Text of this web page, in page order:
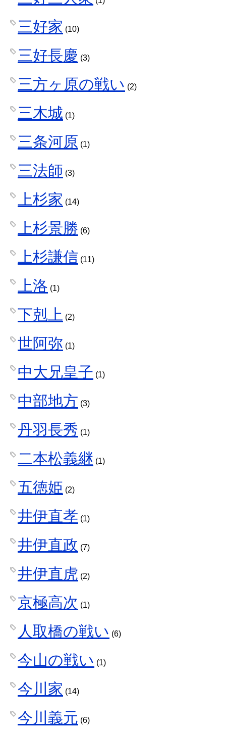
三好家 (10)
三好長慶 (3)
三方ヶ原の戦い (2)
三木城 (1)
三条河原 (1)
三法師 (3)
上杉家 (14)
上杉景勝 (6)
上杉謙信 (11)
上洛 (1)
下剋上 (2)
世阿弥 (1)
中大兄皇子 (1)
中部地方 (3)
丹羽長秀 (1)
二本松義継 (1)
五徳姫 (2)
井伊直孝 (1)
井伊直政 (7)
井伊直虎 (2)
京極高次 (1)
人取橋の戦い (6)
今山の戦い (1)
今川家 (14)
今川義元 (6)